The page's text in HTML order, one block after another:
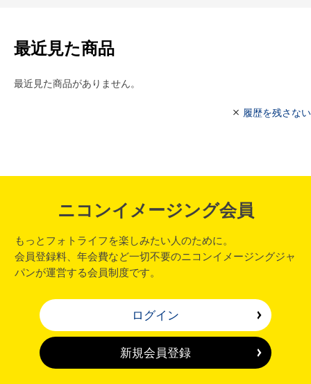
最近見た商品
最近見た商品がありません。
履歴を残さない
ニコンイメージング会員
もっとフォトライフを楽しみたい人のために。
会員登録料、年会費など一切不要のニコンイメージングジャ
パンが運営する会員制度です。
ログイン
新規会員登録